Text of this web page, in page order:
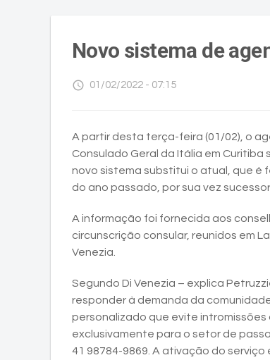
Novo sistema de
access_time 01/02/2022 - 07:15
A partir desta terça-feira (01/02), o
Consulado Geral da Itália em
novo sistema substitui o atual, que é
do ano passado, por sua vez
A informação foi fornecida aos
circunscrição consular, reunidos em
Venezia.
Segundo Di Venezia – explica
responder à demanda da
personalizado que evite
exclusivamente para o setor de
41 98784-9869. A ativação do serviço